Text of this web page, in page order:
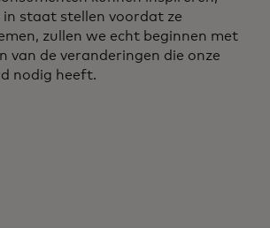
staat stellen voordat ze
zullen we echt beginnen met
van de veranderingen die onze
nodig heeft.